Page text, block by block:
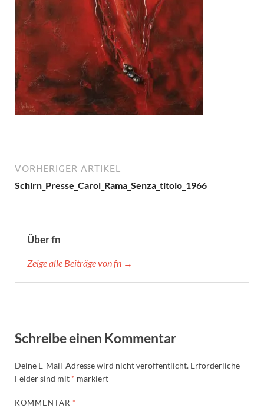
VORHERIGER ARTIKEL
Schirn_Presse_Carol_Rama_Senza_titolo_1966
Über fn
Zeige alle Beiträge von fn →
Schreibe einen Kommentar
Deine E-Mail-Adresse wird nicht veröffentlicht. Erforderliche
Felder sind mit * markiert
KOMMENTAR *